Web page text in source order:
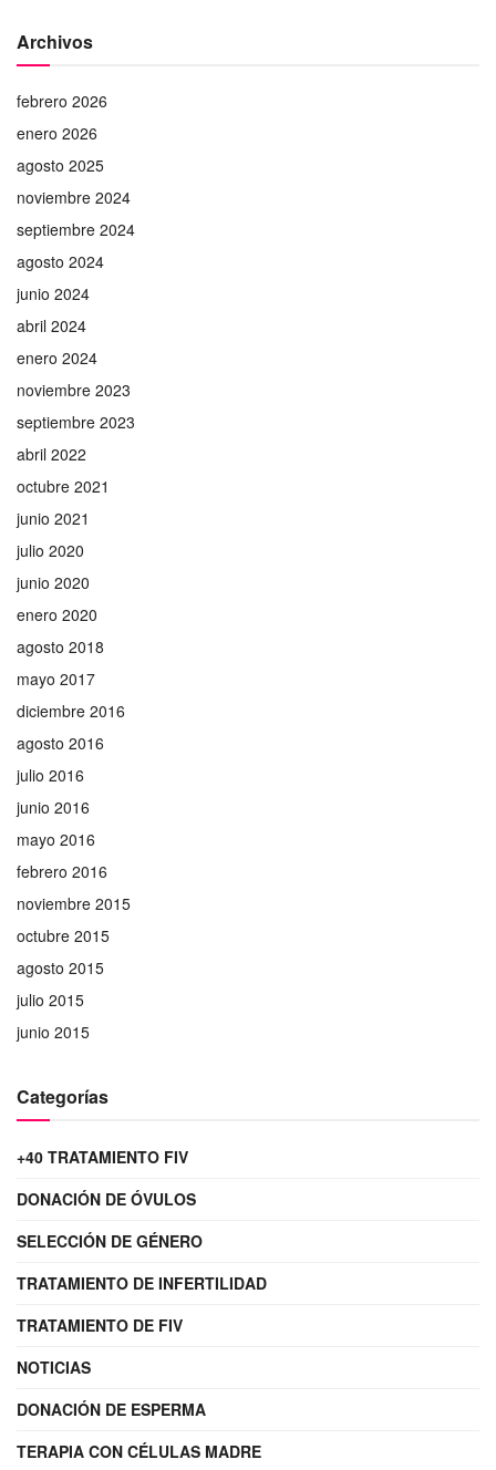
Archivos
febrero 2026
enero 2026
agosto 2025
noviembre 2024
septiembre 2024
agosto 2024
junio 2024
abril 2024
enero 2024
noviembre 2023
septiembre 2023
abril 2022
octubre 2021
junio 2021
julio 2020
junio 2020
enero 2020
agosto 2018
mayo 2017
diciembre 2016
agosto 2016
julio 2016
junio 2016
mayo 2016
febrero 2016
noviembre 2015
octubre 2015
agosto 2015
julio 2015
junio 2015
Categorías
+40 TRATAMIENTO FIV
DONACIÓN DE ÓVULOS
SELECCIÓN DE GÉNERO
TRATAMIENTO DE INFERTILIDAD
TRATAMIENTO DE FIV
NOTICIAS
DONACIÓN DE ESPERMA
TERAPIA CON CÉLULAS MADRE